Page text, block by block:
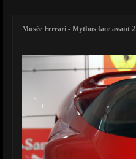
Musée Ferrari - Mythos face avant 2